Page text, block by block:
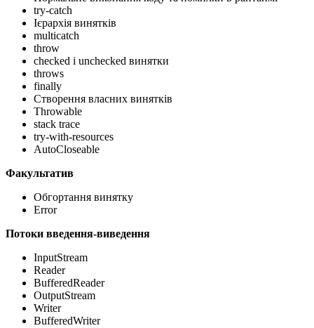
try-catch
Ієрархія винятків
multicatch
throw
checked і unchecked винятки
throws
finally
Створення власних винятків
Throwable
stack trace
try-with-resources
AutoCloseable
Факультатив
Обгортання винятку
Error
Потоки введення-виведення
InputStream
Reader
BufferedReader
OutputStream
Writer
BufferedWriter